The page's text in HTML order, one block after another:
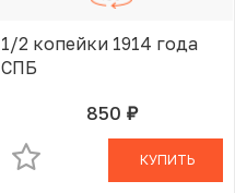
1/2 копейки 1914 года
СПБ
850 руб.В КОРЗИНЕ
КУПИТЬ